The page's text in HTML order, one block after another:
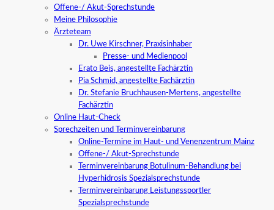
Offene-/ Akut-Sprechstunde
Meine Philosophie
Ärzteteam
Dr. Uwe Kirschner, Praxisinhaber
Presse- und Medienpool
Erato Beis, angestellte Fachärztin
Pia Schmid, angestellte Fachärztin
Dr. Stefanie Bruchhausen-Mertens, angestellte
Fachärztin
Online Haut-Check
Sprechzeiten und Terminvereinbarung
Online-Termine im Haut- und Venenzentrum Mainz
Offene-/ Akut-Sprechstunde
Terminvereinbarung Botulinum-Behandlung bei
Hyperhidrosis Spezialsprechstunde
Terminvereinbarung Leistungssportler
Spezialsprechstunde